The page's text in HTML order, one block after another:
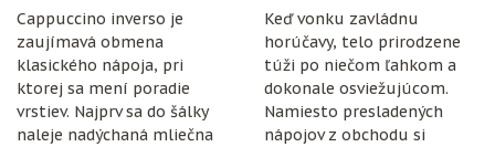
Cappuccino inverso je
zaujímavá obmena
klasického nápoja, pri
ktorej sa mení poradie
vrstiev. Najprv sa do šálky
naleje nadýchaná mliečna
Keď vonku zavládnu
horúčavy, telo prirodzene
túži po niečom ľahkom a
dokonale osviežujúcom.
Namiesto presladených
nápojov z obchodu si